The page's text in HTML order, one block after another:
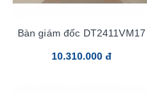
Bàn giám đốc DT2411VM17
10.310.000 đ